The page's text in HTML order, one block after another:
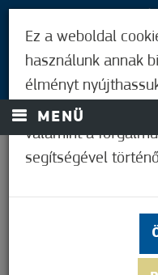
MENÜ
Ez a weboldal
használunk annak
élményt
és a hirdetések
valamint a
segítségével